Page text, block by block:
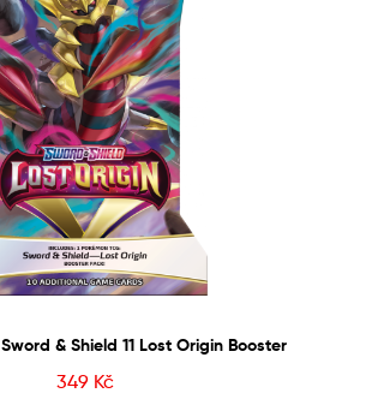
& Shield 11 Lost Origin Booster
349 Kč